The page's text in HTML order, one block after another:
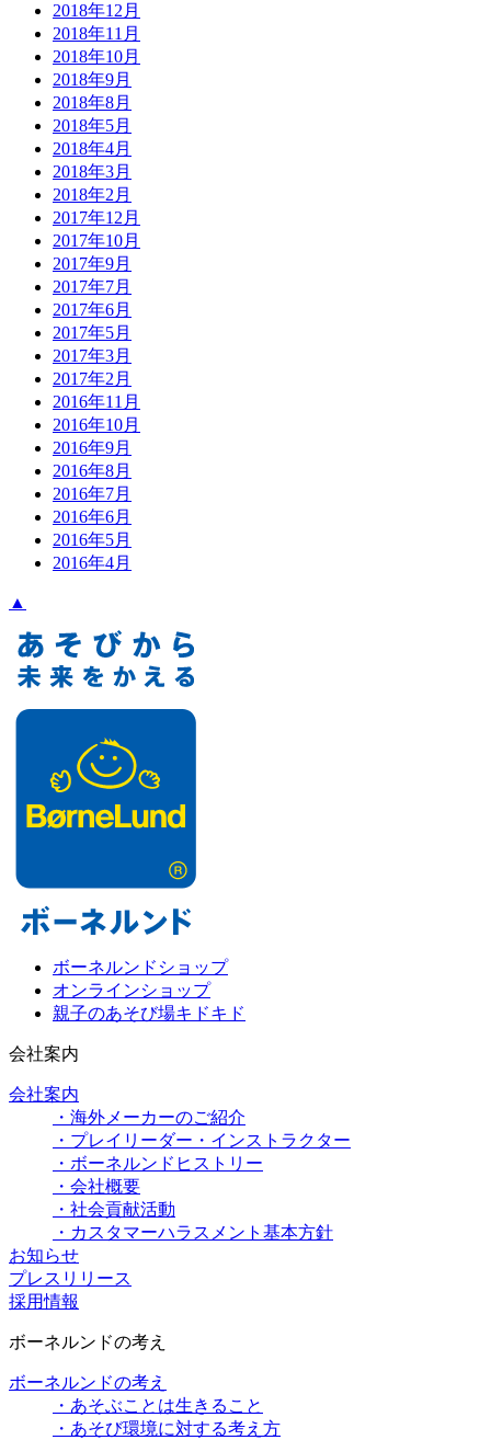
2018年12月
2018年11月
2018年10月
2018年9月
2018年8月
2018年5月
2018年4月
2018年3月
2018年2月
2017年12月
2017年10月
2017年9月
2017年7月
2017年6月
2017年5月
2017年3月
2017年2月
2016年11月
2016年10月
2016年9月
2016年8月
2016年7月
2016年6月
2016年5月
2016年4月
▲
ボーネルンドショップ
オンラインショップ
親子のあそび場キドキド
会社案内
会社案内
・海外メーカーのご紹介
・プレイリーダー・インストラクター
・ボーネルンドヒストリー
・会社概要
・社会貢献活動
・カスタマーハラスメント基本方針
お知らせ
プレスリリース
採用情報
ボーネルンドの考え
ボーネルンドの考え
・あそぶことは生きること
・あそび環境に対する考え方